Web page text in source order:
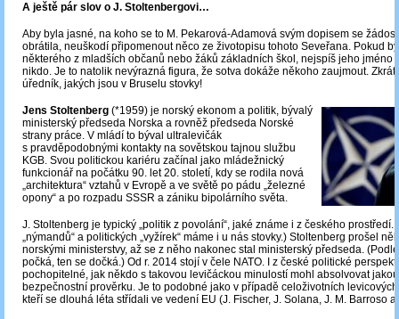
A ještě pár slov o J. Stoltenbergovi…
Aby byla jasné, na koho se to M. Pekarová-Adamová svým dopisem se
obrátila, neuškodí připomenout něco ze životopisu tohoto Seveřana. Pokud
některého z mladších občanů nebo žáků základních škol, nejspíš jeho jméno
nikdo. Je to natolik nevýrazná figura, že sotva dokáže někoho zaujmout.
úředník, jakých jsou v Bruselu stovky!
Jens Stoltenberg (*1959) je norský ekonom a politik, bývalý
ministerský předseda Norska a rovněž předseda Norské
strany práce. V mládí to býval ultralevičák
s pravděpodobnými kontakty na sovětskou tajnou službu
KGB. Svou politickou kariéru začínal jako mládežnický
funkcionář na počátku 90. let 20. století, kdy se rodila nová
„architektura“ vztahů v Evropě a ve světě po pádu „železné
opony“ a po rozpadu SSSR a zániku bipolárního světa.
J. Stoltenberg je typický „politik z povolání“, jaké známe i z českého prostředí.
„nýmandů“ a politických „vyžírek“ máme i u nás stovky.) Stoltenberg prošel
norskými ministerstvy, až se z něho nakonec stal ministerský předseda.
počká, ten se dočká.) Od r. 2014 stojí v čele NATO. I z české politické
pochopitelné, jak někdo s takovou levičáckou minulostí mohl absolvovat
bezpečnostní prověrku. Je to podobné jako v případě celoživotních
kteří se dlouhá léta střídali ve vedení EU (J. Fischer, J. Solana, J. M. Barroso